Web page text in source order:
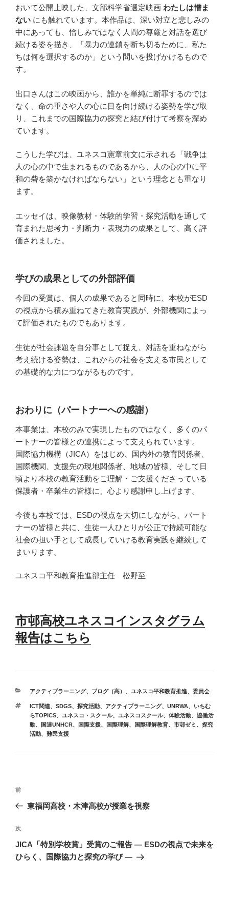
おいて公開上映した、文部科学省選定映画 わたしは憎ま
ない にも触れています。本作品は、深い対立と悲しみの
中にあっても、憎しみではなく人間の尊厳と対話を選び
続ける姿を描き、「暴力の連鎖を断ち切るために、私た
ちは何を選択するのか」という問いを投げかけるもので
す。
出口さんはこの映画から、誰かを単純に断罪するのでは
なく、命の重さや人の心に目を向け続ける姿勢を学び取
り、これまでの国際協力の探究と結び付けて考察を深め
ています。
こうした学びは、ユネスコ憲章前文に示される「戦争は
人の心の中で生まれるものであるから、人の心の中に平
和の砦を築かなければならない」という理念とも重なり
ます。
エッセイは、映像教材・体験的学習・探究活動を通して
育まれた思考力・判断力・表現力の成果として、高く評
価されました。
学びの成果としての外部評価
今回の受賞は、個人の成果であると同時に、本校がESD
の視点から積み重ねてきた教育実践が、外部機関によっ
て評価されたものでもあります。
生徒が社会課題を自分事として捉え、対話を重ねながら
考え続ける姿勢は、これからの社会を支える市民として
の基礎的な力につながるものです。
おわりに（パートナーへの感謝）
本事業は、本校のみで実現したものではなく、多くのパ
ートナーの皆様との連携によって支えられています。
国際協力機構（JICA）をはじめ、国内外の教育関係者、
国際機関、支援先の現地関係者、地域の皆様、そして日
頃より本校の教育活動をご理解・ご支援くださっている
保護者・卒業生の皆様に、心より感謝申し上げます。
今後も本校では、ESDの視点を大切にしながら、パート
ナーの皆様と共に、生徒一人ひとりが公正で持続可能な
社会の担い手として成長していける教育実践を継続して
まいります。
ユネスコ平和教育推進部主任 松野至
市邨高校ユネスコインスタグラム
報告はこちら
カ
ゴ
リ
ー
アクティブラーニング、 ブログ（高） 、 ユネスコ平和教育推進、 委員会
タ
グ
ICT関連、SDGS、探究活動、アクティブラーニング、 UNRWA、
いちむ
らTOPICS、 ユネスコ・スクール、 ユネスコスクール、 体験活動、 協働活
動、 国連UNHCR、 国際支援、 国際理解、 国際理解教育、 市邨ゼミ 、 探究
活動、 難民支援
投
ナ
ビ
ゲ
ー
前
の
稿
前
東福岡高校・木津高校が授業を視察
次
の
投
次
JICA「特別学校賞」受賞のご報告 ― ESDの視点で未来を
ひらく、国際協力と探究の学び ―